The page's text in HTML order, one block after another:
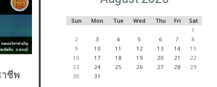
ชีพ
Sunday
Sun Monday
Mon Tuesday
Tue Wednesday
Wed Thursday
Thu Friday
Fri Saturday
Sat
No
1
No events, Sunday, 2 August
2 No events, Monday, 3 August
3 No events, Tuesday, 4 August
4 No events, Wednesday, 5
5 No events, Thursday,
6 No events,
7 No
8
No events, Sunday, 9 August
9 No events, Monday, 10 August
10 No events, Tuesday, 11 August
11 No events, Wednesday, 12
12 No events, Thursday,
13 No events,
14 No
15
No events, Sunday, 16 August
16 No events, Monday, 17 August
17 No events, Tuesday, 18 August
18 No events, Wednesday, 19
19 No events, Thursday,
20 No events,
21 No
22
No events, Sunday, 23 August
23 No events, Monday, 24 August
24 No events, Tuesday, 25 August
25 No events, Wednesday, 26
26 No events, Thursday,
27 No events,
28 No
29
No events, Sunday, 30 August
30 No events, Monday, 31 August
31